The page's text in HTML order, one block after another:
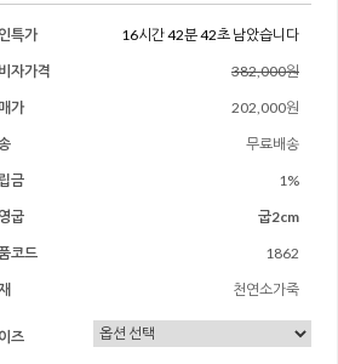
특가
16시간 42분 40초 남았습니다
자가격
382,000원
가
202,000원
무료배송
금
1%
굽
굽2cm
코드
1862
천연소가죽
즈